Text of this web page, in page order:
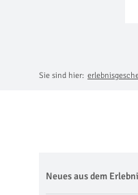
Sie sind hier:
Neues aus dem